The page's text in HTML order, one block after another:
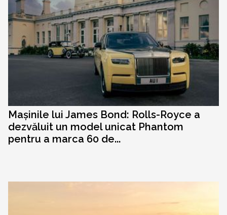
Mașinile lui James Bond: Rolls-Royce a
dezvăluit un model unicat Phantom
pentru a marca 60 de...